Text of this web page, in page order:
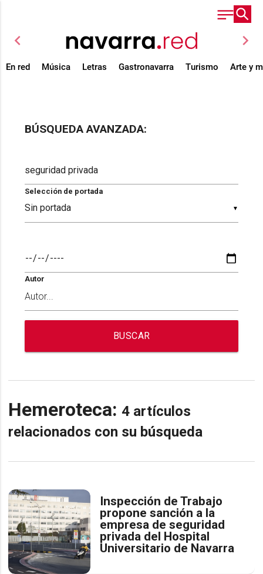
chevron_left chevron_right
En red Música Letras Gastronavarra Turismo Arte y
BÚSQUEDA AVANZADA:
▼
Selección de portada
Autor
BUSCAR
Hemeroteca:4 artículos
relacionados con su búsqueda
Inspección de Trabajo
propone sanción a la
empresa de seguridad
privada del Hospital
Universitario de Navarra